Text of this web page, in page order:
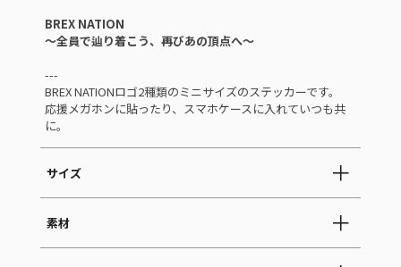
BREX NATION
～全員で辿り着こう、再びあの頂点へ～
---
BREX NATIONロゴ2種類のミニサイズのステッカーです。
応援メガホンに貼ったり、スマホケースに入れていつも共
に。
サイズ
素材